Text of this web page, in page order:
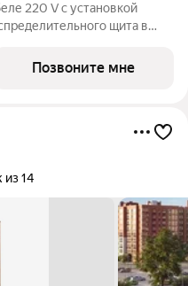
220 V с установкой
щита в
электрическая розетка
Позвоните мне
из 14